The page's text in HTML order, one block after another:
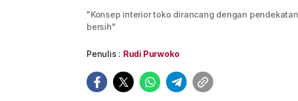
"Konsep interior toko dirancang dengan
bersih"
Penulis : Rudi Purwoko